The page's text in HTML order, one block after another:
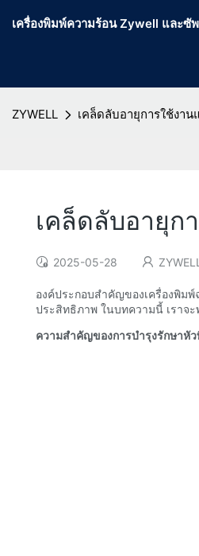
เครื่องพิมพ์ความร้อน Zywell และซั
ZYWELL เคล็ดลับอายุการใช้งา
เคล็ดลับอายุก
2025-05-28 ZYWELL
องค์ประกอบสำคัญของเครื่องพิม
ประสิทธิภาพ ในบทความนี้ เราจ
ความสำคัญของการบำรุงรักษาหั